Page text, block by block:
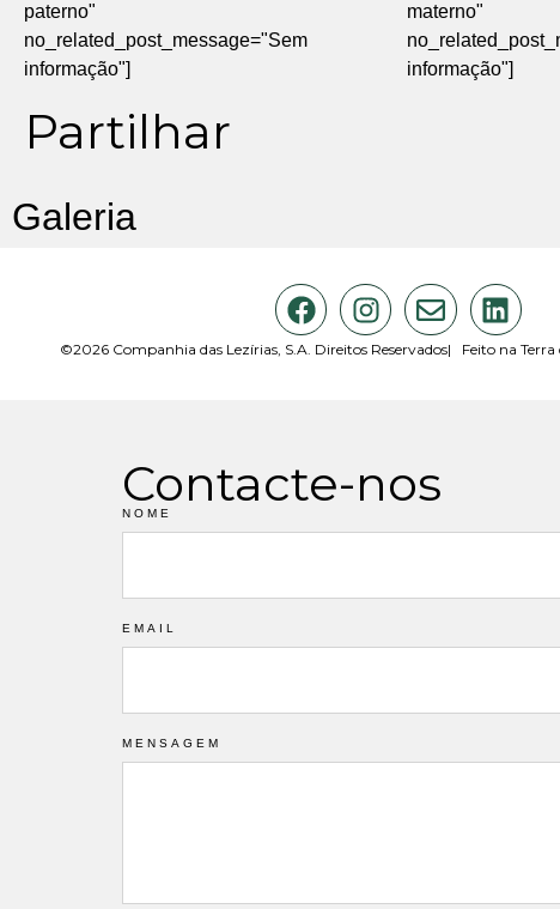
paterno"
no_related_post_message="Sem
informação"]
materno"
informação"]
Partilhar
Galeria
©2026 Companhia das Lezírias, S.A. Direitos Reservados| Feito na Terra
Contacte-nos
NOME
EMAIL
MENSAGEM